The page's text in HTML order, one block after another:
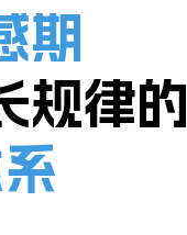
期
规律的